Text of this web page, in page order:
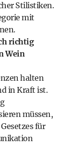
Stilistiken.
mit
richtig
Wein
halten
in Kraft ist.
müssen,
für